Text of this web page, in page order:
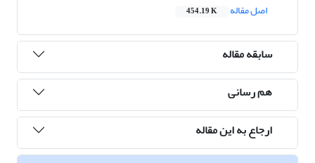
اصل مقاله
454.19 K
سابقه مقاله
هم رسانی
ارجاع به این مقاله